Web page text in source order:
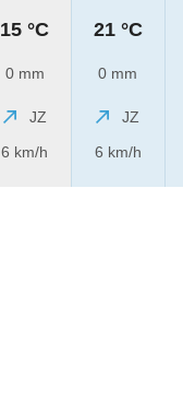
15 °C
0 mm
JZ
6 km/h
21 °C
0 mm
JZ
6 km/h